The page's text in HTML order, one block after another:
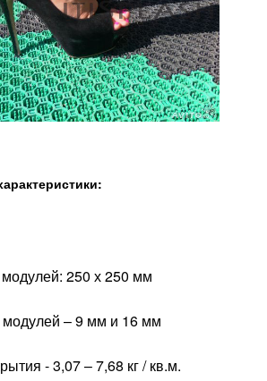
250 х 250 мм
– 9 мм и 16 мм
- 3,07 – 7,68 кг / кв.м.